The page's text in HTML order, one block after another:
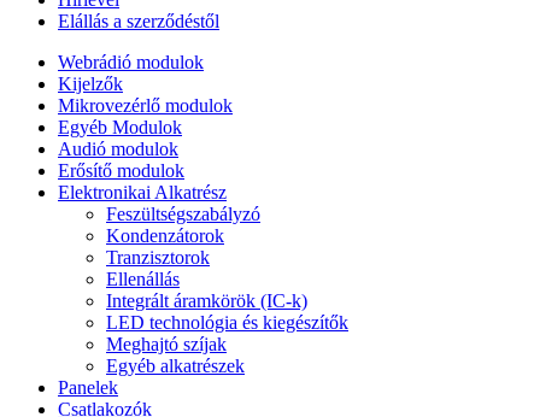
Elállás a szerződéstől
Webrádió modulok
Kijelzők
Mikrovezérlő modulok
Egyéb Modulok
Audió modulok
Erősítő modulok
Elektronikai Alkatrész
Feszültségszabályzó
Kondenzátorok
Tranzisztorok
Ellenállás
Integrált áramkörök (IC-k)
LED technológia és kiegészítők
Meghajtó szíjak
Egyéb alkatrészek
Panelek
Csatlakozók